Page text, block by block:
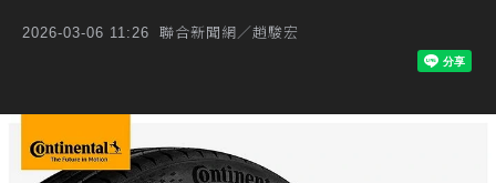
2026-03-06 11:26 聯合新聞網／趙駿宏